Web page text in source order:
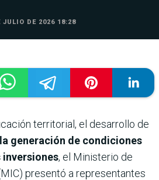
JULIO DE 2026 18:28
territorial, el desarrollo de
generación de condiciones
, el Ministerio de
presentó a representantes